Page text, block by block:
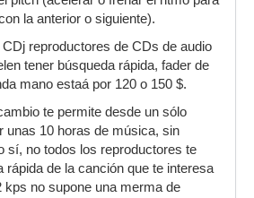
la anterior o siguiente).
reproductores de CDs de audio
tener búsqueda rápida, fader de
mano estaá por 120 o 150 $.
te permite desde un sólo
unas 10 horas de música, sin
sí, no todos los reproductores te
rápida de la canción que te interesa
kps no supone una merma de